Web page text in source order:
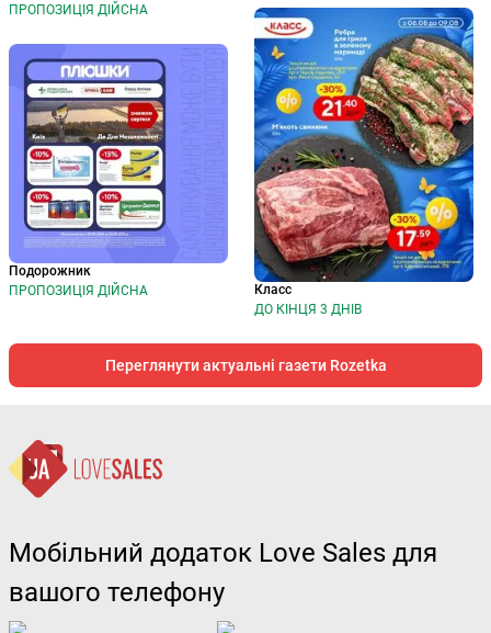
ПРОПОЗИЦІЯ ДІЙСНА
Подорожник
ПРОПОЗИЦІЯ ДІЙСНА
Класс
ДО КІНЦЯ 3 ДНІВ
Переглянути актуальні газети Rozetka
Мобільний додаток Love Sales для
вашого телефону